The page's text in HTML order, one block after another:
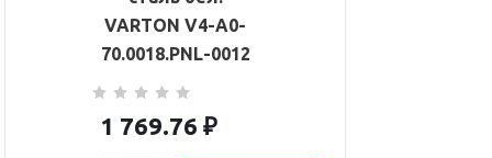
VARTON V4-A0-
70.0018.PNL-0012
1 769.76 ₽